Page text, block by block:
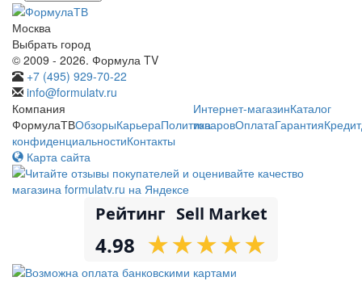
Москва
Выбрать город
© 2009 - 2026. Формула TV
+7 (495) 929-70-22
info@formulatv.ru
Компания
ФормулаТВОбзорыКарьераПолитика
конфиденциальностиКонтакты
Интернет-магазинКаталог
товаровОплатаГарантияКредит
Карта сайта
Рейтинг Sell Market
4.98 ★
★★
★★
★★
★★
★